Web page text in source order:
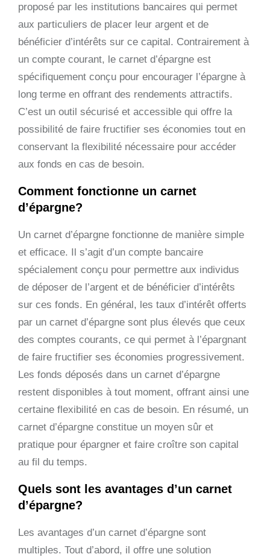
proposé par les institutions bancaires qui permet
aux particuliers de placer leur argent et de
bénéficier d’intérêts sur ce capital. Contrairement à
un compte courant, le carnet d’épargne est
spécifiquement conçu pour encourager l’épargne à
long terme en offrant des rendements attractifs.
C’est un outil sécurisé et accessible qui offre la
possibilité de faire fructifier ses économies tout en
conservant la flexibilité nécessaire pour accéder
aux fonds en cas de besoin.
Comment fonctionne un carnet
d’épargne?
Un carnet d’épargne fonctionne de manière simple
et efficace. Il s’agit d’un compte bancaire
spécialement conçu pour permettre aux individus
de déposer de l’argent et de bénéficier d’intérêts
sur ces fonds. En général, les taux d’intérêt offerts
par un carnet d’épargne sont plus élevés que ceux
des comptes courants, ce qui permet à l’épargnant
de faire fructifier ses économies progressivement.
Les fonds déposés dans un carnet d’épargne
restent disponibles à tout moment, offrant ainsi une
certaine flexibilité en cas de besoin. En résumé, un
carnet d’épargne constitue un moyen sûr et
pratique pour épargner et faire croître son capital
au fil du temps.
Quels sont les avantages d’un carnet
d’épargne?
Les avantages d’un carnet d’épargne sont
multiples. Tout d’abord, il offre une solution